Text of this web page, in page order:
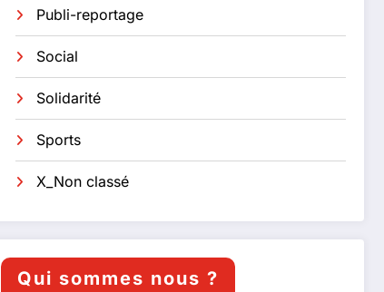
Publi-reportage
Social
Solidarité
Sports
X_Non classé
Qui sommes nous ?